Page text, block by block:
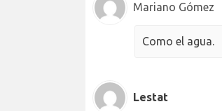
Mariano Gómez
Como el agua.
Lestat